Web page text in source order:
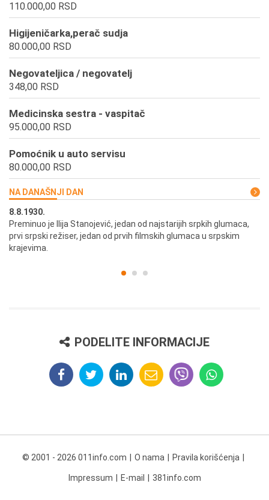
110.000,00 RSD
Higijeničarka,perač sudja
80.000,00 RSD
Negovateljica / negovatelj
348,00 RSD
Medicinska sestra - vaspitač
95.000,00 RSD
Pomoćnik u auto servisu
80.000,00 RSD
NA DANAŠNJI DAN
8.8.1930.
Preminuo je Ilija Stanojević, jedan od najstarijih srpkih glumaca,
prvi srpski režiser, jedan od prvih filmskih glumaca u srpskim
krajevima.
PODELITE INFORMACIJE
© 2001 - 2026 011info.com O nama Pravila korišćenja
Impressum E-mail 381info.com